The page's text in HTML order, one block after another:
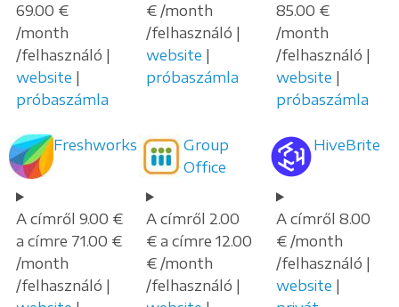
69.00 €
/month
/felhasználó |
website |
próbaszámla
€ /month
/felhasználó |
website |
próbaszámla
85.00 €
/month
/felhasználó |
website |
próbaszámla
Freshworks
A címről 9.00 €
a címre 71.00 €
/month
/felhasználó |
Group
Office
A címről 2.00
€ a címre 12.00
€ /month
/felhasználó |
HiveBrite
A címről 8.00
€ /month
/felhasználó |
website |